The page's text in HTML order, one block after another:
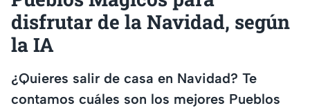
disfrutar de la Navidad, según
la IA
¿Quieres salir de casa en Navidad? Te
contamos cuáles son los mejores Pueblos